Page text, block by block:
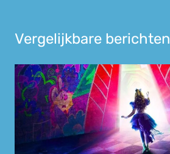
Vergelijkbare berichten